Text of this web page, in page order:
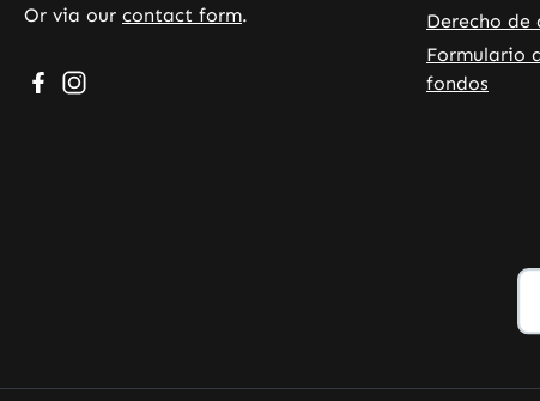
Or via our contact form.
Visit us on Facebook – opens in a new browser tab
Check us out on Instagram – opens in a new
Derecho de
Formulario
fondos